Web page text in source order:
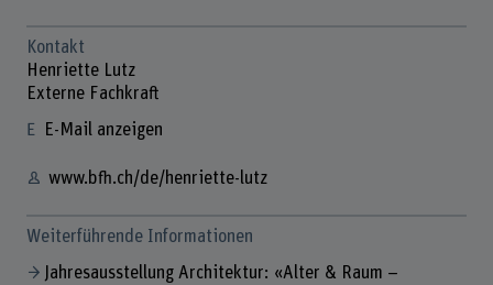
Kontakt
Henriette Lutz
Externe Fachkraft
E-Mail anzeigen
www.bfh.ch/de/henriette-lutz
Weiterführende Informationen
Jahresausstellung Architektur: «Alter & Raum –